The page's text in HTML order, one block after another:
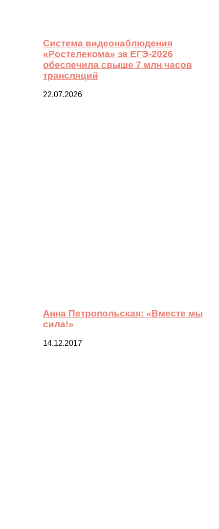
Система видеонаблюдения
«Ростелекома» за ЕГЭ-2026
обеспечила свыше 7 млн часов
трансляций
22.07.2026
Анна Петропольская: «Вместе мы
сила!»
14.12.2017